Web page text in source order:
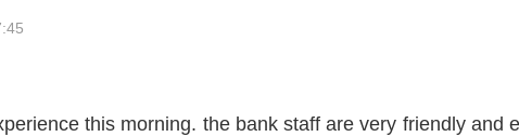
this morning. the bank staff are very friendly and